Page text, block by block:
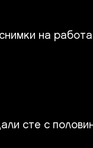
на
сте с